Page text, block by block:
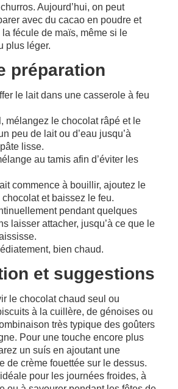
Aujourd’hui, on peut
avec du cacao en poudre et
la fécule de maïs, même si le
plus léger.
préparation
le lait dans une casserole à feu
mélangez le chocolat râpé et le
peu de lait ou d’eau jusqu’à
lisse.
au tamis afin d’éviter les
commence à bouillir, ajoutez le
et baissez le feu.
pendant quelques
laisser attacher, jusqu’à ce que le
bien chaud.
et suggestions
le chocolat chaud seul ou
à la cuillère, de génoises ou
très typique des goûters
Pour une touche encore plus
un suís en ajoutant une
de crème fouettée sur le dessus.
pour les journées froides, à